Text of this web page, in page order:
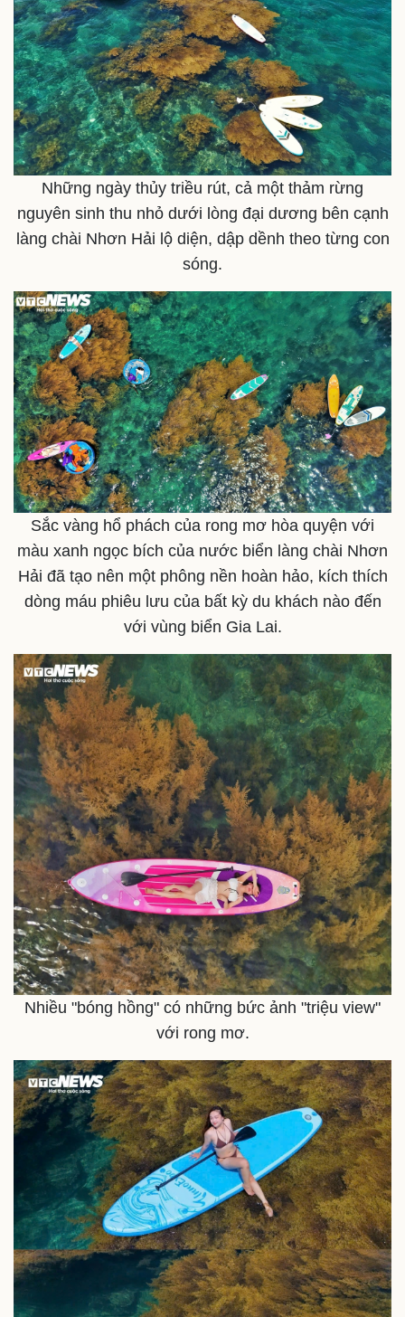
Kinh tế
Bất động sản
Khởi nghiệp
Thị trường
Giá vàng
Tiêu dùng
Tỷ giá
Chứng khoán
Giá cà phê
Pháp luật
Tin nóng
Tư vấn luật
Quân sự - Quốc phòng
Vũ khí
Việt Nam
Phân tích
Những ngày thủy triều rút, cả một thảm rừng
nguyên sinh thu nhỏ dưới lòng đại dương bên cạnh
làng chài Nhơn Hải lộ diện, dập dềnh theo từng con
sóng.
Sắc vàng hổ phách của rong mơ hòa quyện với
màu xanh ngọc bích của nước biển làng chài Nhơn
Hải đã tạo nên một phông nền hoàn hảo, kích thích
dòng máu phiêu lưu của bất kỳ du khách nào đến
với vùng biển Gia Lai.
Nhiều "bóng hồng" có những bức ảnh "triệu view"
với rong mơ.